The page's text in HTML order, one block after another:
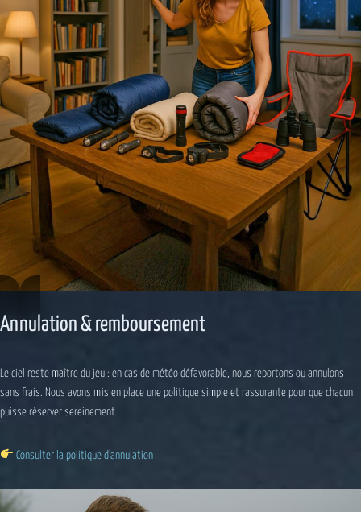
Annulation & remboursement
Le ciel reste maître du jeu : en cas de météo défavorable, nous reportons ou annulons
sans frais. Nous avons mis en place une politique simple et rassurante pour que chacun
puisse réserver sereinement.
Consulter la politique d’annulation